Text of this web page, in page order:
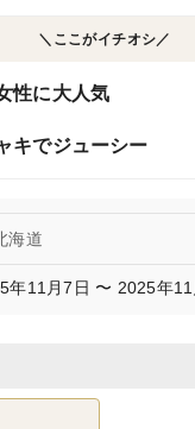
＼ここがイチオシ／
性に大人気
キでジューシー
年11月7日 〜 2025年11